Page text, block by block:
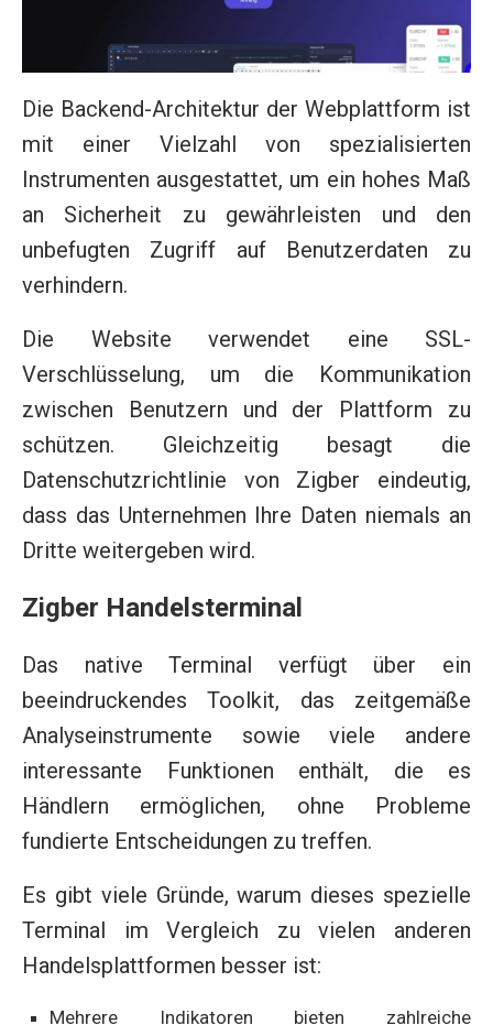
Die Backend-Architektur der Webplattform ist
mit einer Vielzahl von spezialisierten
Instrumenten ausgestattet, um ein hohes Maß
an Sicherheit zu gewährleisten und den
unbefugten Zugriff auf Benutzerdaten zu
verhindern.
Die Website verwendet eine SSL-
Verschlüsselung, um die Kommunikation
zwischen Benutzern und der Plattform zu
schützen. Gleichzeitig besagt die
Datenschutzrichtlinie von Zigber eindeutig,
dass das Unternehmen Ihre Daten niemals an
Dritte weitergeben wird.
Zigber Handelsterminal
Das native Terminal verfügt über ein
beeindruckendes Toolkit, das zeitgemäße
Analyseinstrumente sowie viele andere
interessante Funktionen enthält, die es
Händlern ermöglichen, ohne Probleme
fundierte Entscheidungen zu treffen.
Es gibt viele Gründe, warum dieses spezielle
Terminal im Vergleich zu vielen anderen
Handelsplattformen besser ist:
Mehrere Indikatoren bieten zahlreiche